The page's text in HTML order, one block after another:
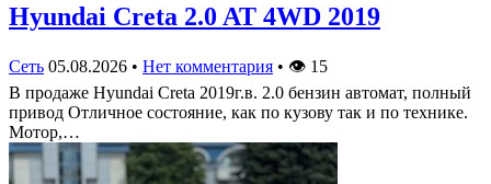
Hyundai Creta 2.0 AT 4WD 2019
Сеть 05.08.2026 • Нет комментария • 👁 15
В продаже Hyundai Creta 2019г.в. 2.0 бензин автомат, полный
привод Отличное состояние, как по кузову так и по технике.
Мотор,…